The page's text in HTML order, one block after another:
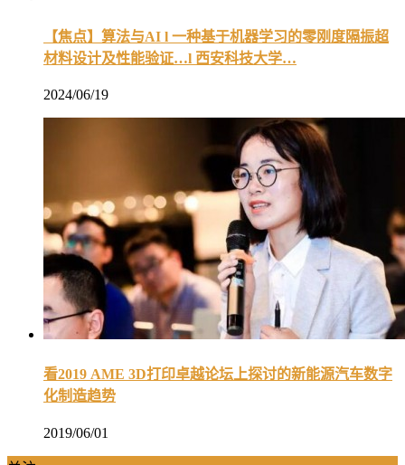
【焦点】算法与AI l 一种基于机器学习的零刚度隔振超
材料设计及性能验证…l 西安科技大学…
2024/06/19
看2019 AME 3D打印卓越论坛上探讨的新能源汽车数字
化制造趋势
2019/06/01